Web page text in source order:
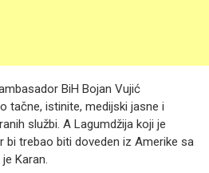
BiH Bojan Vujić
tačne, istinite, medijski jasne i
službi. A Lagumdžija koji je
bi trebao biti doveden iz Amerike sa
Karan.